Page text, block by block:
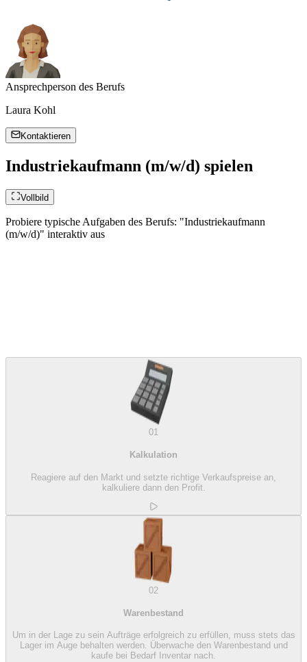
Ansprechperson des Berufs
Laura Kohl
Kontaktieren
Industriekaufmann (m/w/d) spielen
Vollbild
Probiere typische Aufgaben des Berufs: "Industriekaufmann
(m/w/d)" interaktiv aus
01
Kalkulation
Reagiere auf den Markt und setzte richtige Verkaufspreise an,
kalkuliere dann den Profit.
02
Warenbestand
Um in der Lage zu sein Aufträge erfolgreich zu erfüllen, muss stets das
Lager im Auge behalten werden. Überwache den Warenbestand und
kaufe bei Bedarf Inventar nach.